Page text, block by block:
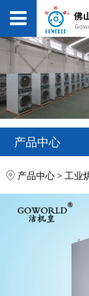
产品中心
全自动
产品中心>工业